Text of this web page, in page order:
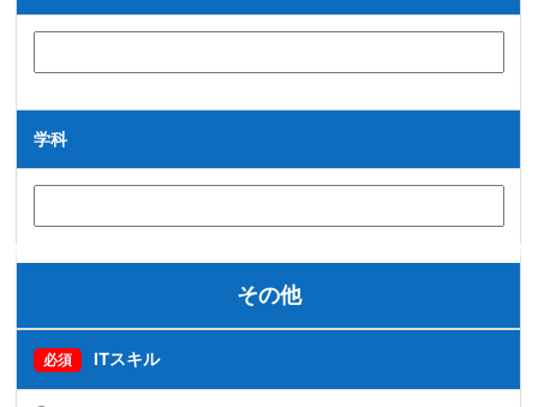
学科
その他
必須 ITスキル